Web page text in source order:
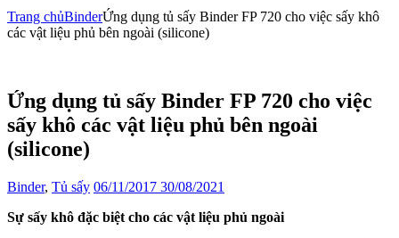
Trang chủBinderỨng dụng tủ sấy Binder FP 720 cho việc sấy khô
các vật liệu phủ bên ngoài (silicone)
Ứng dụng tủ sấy Binder FP 720 cho việc
sấy khô các vật liệu phủ bên ngoài
(silicone)
Binder, Tủ sấy 06/11/2017 30/08/2021
Sự sấy khô đặc biệt cho các vật liệu phủ ngoài